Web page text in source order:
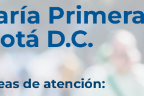
D.C.
de atención: